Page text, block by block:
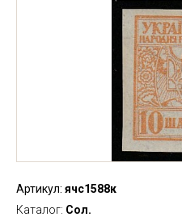
Артикул: ячс1588к
Каталог: Сол.